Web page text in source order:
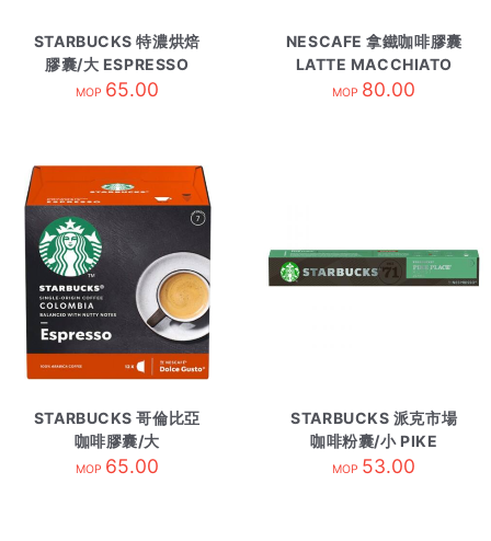
STARBUCKS 特濃烘焙
膠囊/大 ESPRESSO
ROAST
MOP 65.00
NESCAFE 拿鐵咖啡膠囊
LATTE MACCHIATO
MOP 80.00
STARBUCKS 哥倫比亞
咖啡膠囊/大
COLOMBIA
MOP 65.00
STARBUCKS 派克市場
咖啡粉囊/小 PIKE
PLACE ROAST
MOP 53.00